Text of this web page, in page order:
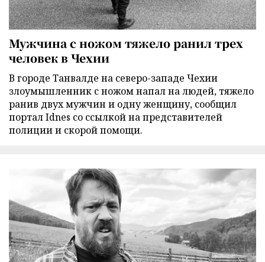
Мужчина с ножом тяжело ранил трех
человек в Чехии
В городе Танвалде на северо-западе Чехии
злоумышленник с ножом напал на людей, тяжело
ранив двух мужчин и одну женщину, сообщил
портал Idnes со ссылкой на представителей
полиции и скорой помощи.